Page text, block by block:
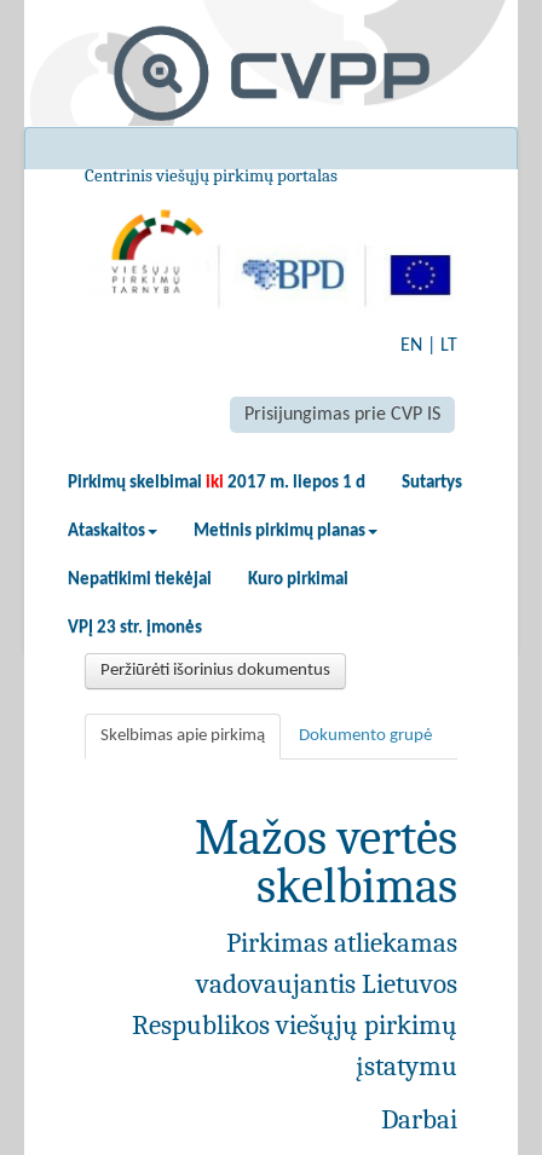
Centrinis viešųjų pirkimų portalas
EN LT
Prisijungimas prie CVP IS
Pirkimų skelbimai iki 2017 m. liepos 1 d Sutartys
Ataskaitos Metinis pirkimų planas
Nepatikimi tiekėjai Kuro pirkimai
VPĮ 23 str. įmonės
Peržiūrėti išorinius dokumentus
Skelbimas apie pirkimą Dokumento grupė
Mažos vertės
skelbimas
Pirkimas atliekamas
vadovaujantis Lietuvos
Respublikos viešųjų pirkimų
įstatymu
Darbai